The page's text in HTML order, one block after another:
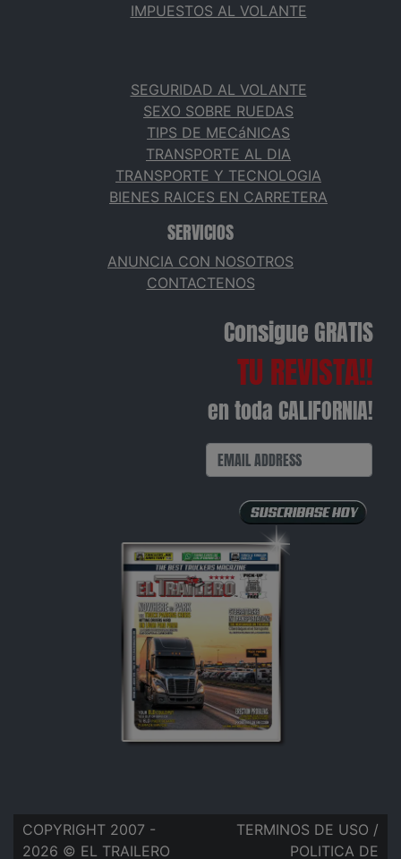
IMPUESTOS AL VOLANTE
SEGURIDAD AL VOLANTE
SEXO SOBRE RUEDAS
TIPS DE MECáNICAS
TRANSPORTE AL DIA
TRANSPORTE Y TECNOLOGIA
BIENES RAICES EN CARRETERA
SERVICIOS
ANUNCIA CON NOSOTROS
CONTACTENOS
Consigue GRATIS
TU REVISTA!!
en toda CALIFORNIA!
COPYRIGHT 2007 -
2026 © EL TRAILERO
TERMINOS DE USO /
POLITICA DE